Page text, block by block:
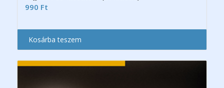
990 Ft
Kosárba teszem